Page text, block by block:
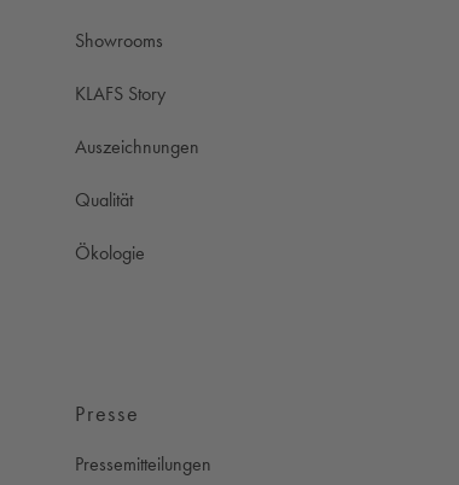
Showrooms
KLAFS Story
Auszeichnungen
Qualität
Ökologie
Presse
Pressemitteilungen